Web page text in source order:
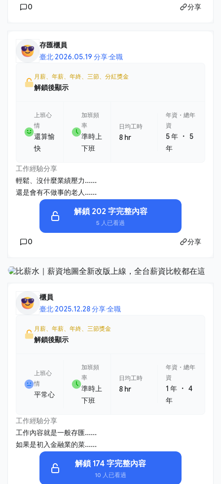
0 分享
存匯櫃員
臺北·2026.05.19 分享·全職
月薪、年薪、年終、三節、分紅獎金
解鎖後顯示
上班心
情
還算愉
快
加班頻
率
準時上
下班
日均工時
8 hr
年資・總年
資
5 年 ・5
年
工作經驗分享
輕鬆、沒什麼業績壓力......
還是會有不做事的老人......
解鎖 202 字完整內容
5 人已看過
0 分享
櫃員
臺北·2025.12.28 分享·全職
月薪、年薪、年終、三節獎金
解鎖後顯示
上班心
情
平常心
加班頻
率
準時上
下班
日均工時
8 hr
年資・總年
資
1 年 ・4
年
工作經驗分享
工作內容就是一般存匯......
如果是初入金融業的菜......
解鎖 174 字完整內容
10 人已看過